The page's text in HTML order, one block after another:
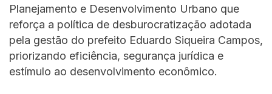
Planejamento e Desenvolvimento Urbano que
reforça a política de desburocratização adotada
pela gestão do prefeito Eduardo Siqueira Campos,
priorizando eficiência, segurança jurídica e
estímulo ao desenvolvimento econômico.